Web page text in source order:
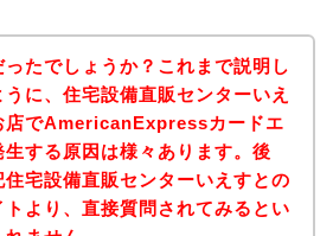
ったでしょうか？これまで説明し
に、住宅設備直販センターいえ
店でAmericanExpressカードエ
生する原因は様々あります。後
住宅設備直販センターいえすとの
トより、直接質問されてみるとい